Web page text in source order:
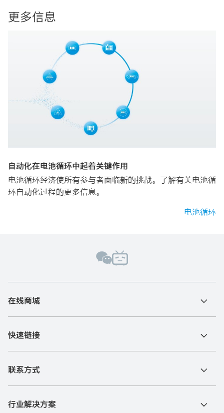
更多信息
自动化在电池循环中起着关键作用
电池循环经济使所有参与者面临新的挑战。了解有关电池循
环自动化过程的更多信息。
电池循环
在线商城
快速链接
联系方式
行业解决方案